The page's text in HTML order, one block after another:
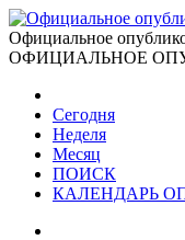
Официальное
ОФИЦИАЛЬНОЕ
Сегодня
Неделя
Месяц
ПОИСК
КАЛЕНДАРЬ